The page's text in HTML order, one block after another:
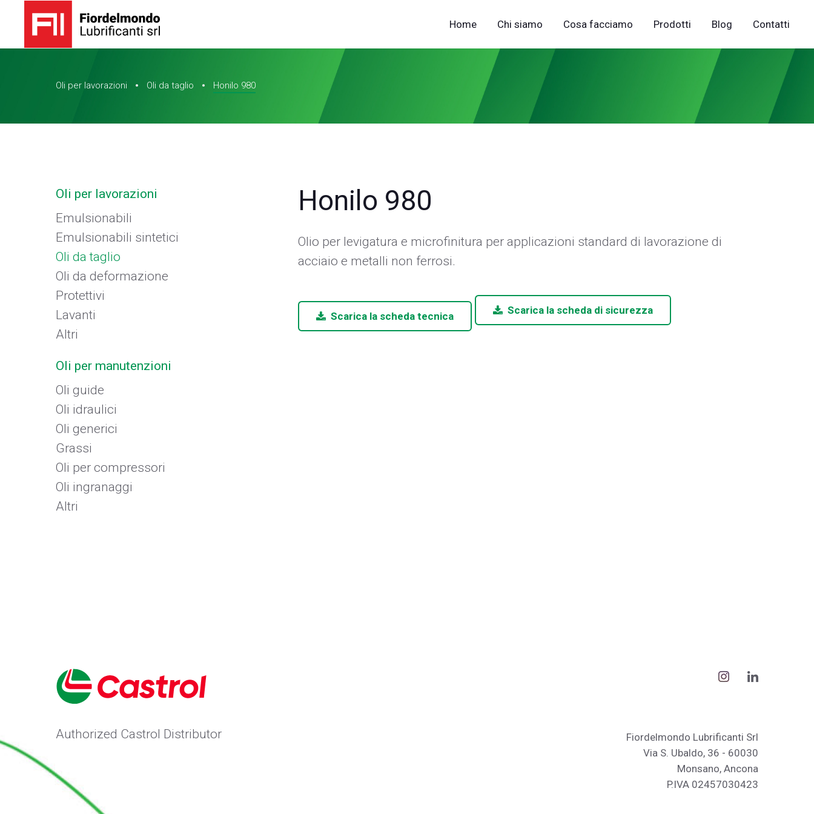
Home Chi siamo Cosa facciamo Prodotti Blog Contatti
Oli per lavorazioni Oli da taglio Honilo 980
Oli per lavorazioni
Emulsionabili
Emulsionabili sintetici
Oli da taglio
Oli da deformazione
Protettivi
Lavanti
Altri
Oli per manutenzioni
Oli guide
Oli idraulici
Oli generici
Grassi
Oli per compressori
Oli ingranaggi
Altri
Honilo 980
Olio per levigatura e microfinitura per applicazioni standard di lavorazione di
acciaio e metalli non ferrosi.
Scarica la scheda tecnica Scarica la scheda di sicurezza
Authorized Castrol Distributor
Fiordelmondo Lubrificanti Srl
Via S. Ubaldo, 36 - 60030
Monsano, Ancona
P.IVA 02457030423